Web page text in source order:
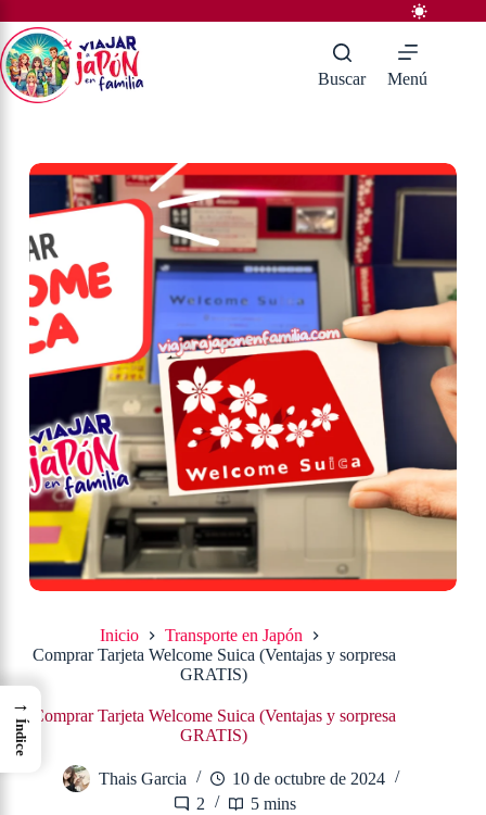
al
contenido
Buscar
Menú
Inicio
Transporte en Japón
Comprar Tarjeta Welcome Suica (Ventajas y sorpresa
GRATIS)
Comprar Tarjeta Welcome Suica (Ventajas y sorpresa
GRATIS)
Thais Garcia
10 de octubre de 2024
2
5 mins
→
Índice